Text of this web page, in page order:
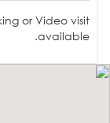
or Video visit
available.